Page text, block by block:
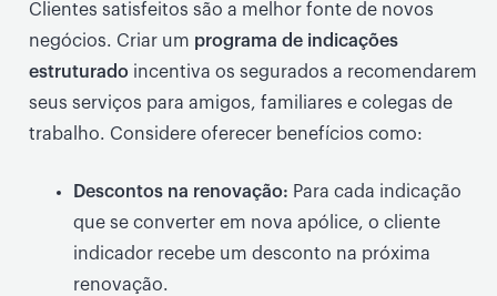
Clientes satisfeitos são a melhor fonte de novos
negócios. Criar um programa de indicações
estruturado incentiva os segurados a recomendarem
seus serviços para amigos, familiares e colegas de
trabalho. Considere oferecer benefícios como:
Descontos na renovação: Para cada indicação
que se converter em nova apólice, o cliente
indicador recebe um desconto na próxima
renovação.